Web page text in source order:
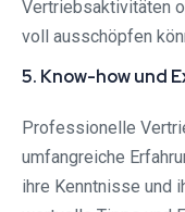
Vertriebsaktivitäten
voll ausschöpfen
5. Know-how und
Professionelle
umfangreiche
ihre Kenntnisse und